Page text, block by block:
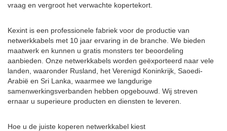
vraag en vergroot het verwachte kopertekort.
Kexint is een professionele fabriek voor de productie van
netwerkkabels met 10 jaar ervaring in de branche. We bieden
maatwerk en kunnen u gratis monsters ter beoordeling
aanbieden. Onze netwerkkabels worden geëxporteerd naar vele
landen, waaronder Rusland, het Verenigd Koninkrijk, Saoedi-
Arabië en Sri Lanka, waarmee we langdurige
samenwerkingsverbanden hebben opgebouwd. Wij streven
ernaar u superieure producten en diensten te leveren.
Hoe u de juiste koperen netwerkkabel kiest